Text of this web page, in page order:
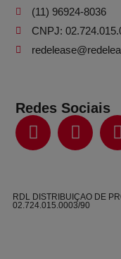
(11) 96924-8036
CNPJ:
Redes Sociais
RDL DISTRIBUIÇAO DE
02.724.015.0003/90